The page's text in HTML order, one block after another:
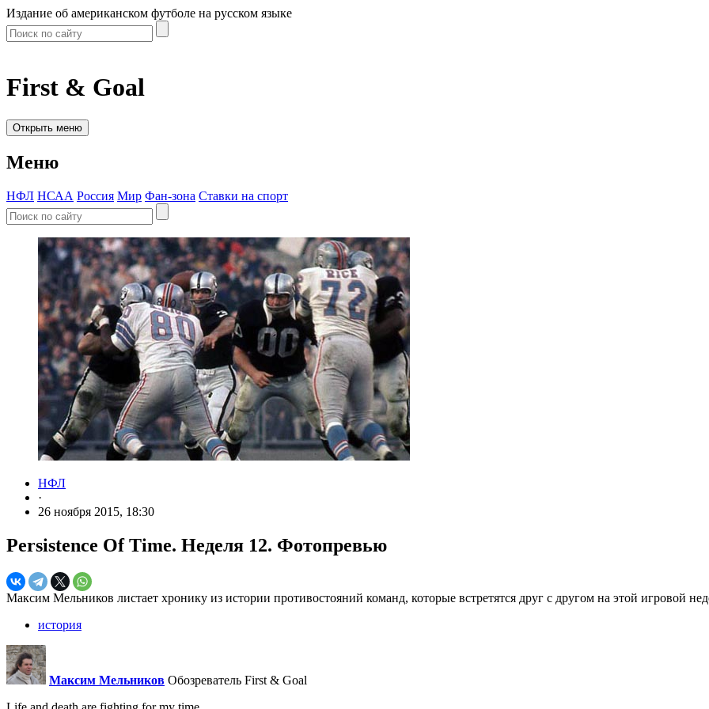
Издание об американском футболе на русском языке
First & Goal
Открыть меню
Меню
НФЛ НСАА Россия Мир Фан-зона Ставки на спорт
НФЛ
·
26 ноября 2015, 18:30
Persistence Of Time. Неделя 12. Фотопревью
Максим Мельников листает хронику из истории противостояний команд, которые встретятся друг с другом на этой игровой
история
Максим Мельников Обозреватель First & Goal